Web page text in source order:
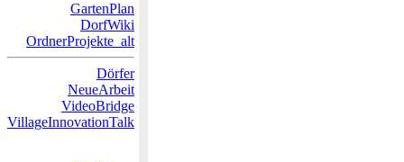
GartenPlan
DorfWiki
OrdnerProjekte_alt
Dörfer
NeueArbeit
VideoBridge
VillageInnovationTalk